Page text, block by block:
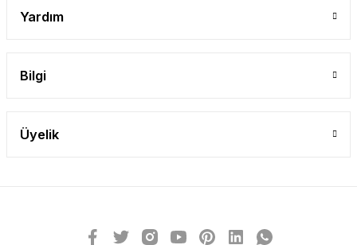
Yardım
Bilgi
Üyelik